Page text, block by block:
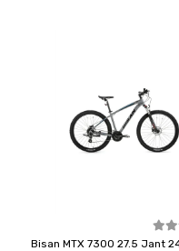
Bisan MTX 7300 27.5 Jant